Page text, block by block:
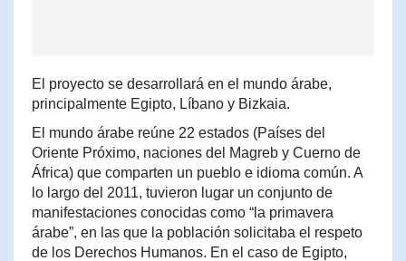
El proyecto se desarrollará en el mundo árabe,
principalmente Egipto, Líbano y Bizkaia.
El mundo árabe reúne 22 estados (Países del
Oriente Próximo, naciones del Magreb y Cuerno de
África) que comparten un pueblo e idioma común. A
lo largo del 2011, tuvieron lugar un conjunto de
manifestaciones conocidas como “la primavera
árabe”, en las que la población solicitaba el respeto
de los Derechos Humanos. En el caso de Egipto,